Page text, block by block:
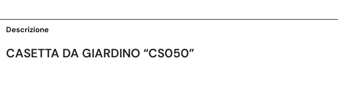
Descrizione
CASETTA DA GIARDINO “CS050”